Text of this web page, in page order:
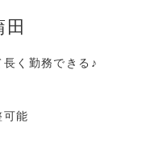
長く勤務できる♪
可能